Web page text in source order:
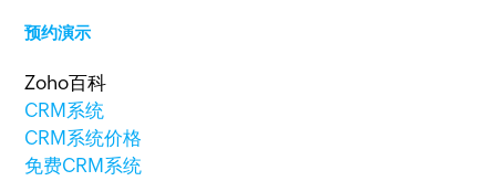
预约演示
Zoho百科
CRM系统
CRM系统价格
免费CRM系统